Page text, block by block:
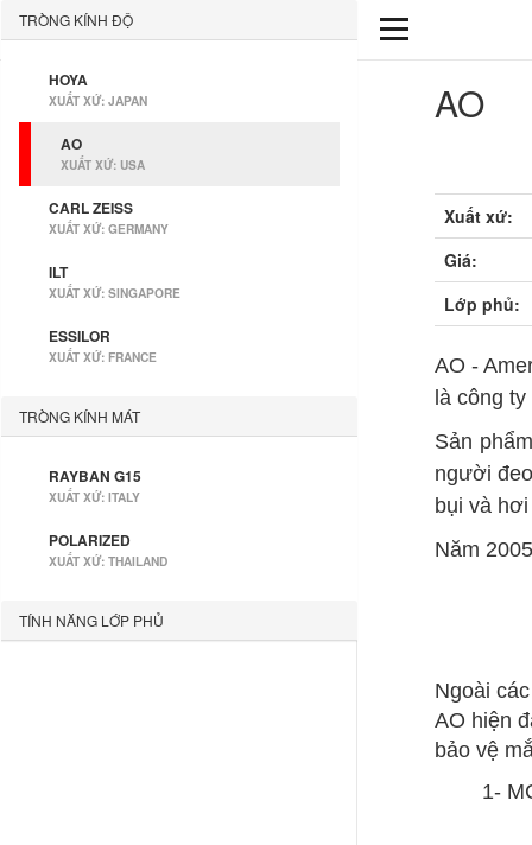
TRÒNG KÍNH ĐỘ
HOYA
XUẤT XỨ: JAPAN
AO
XUẤT XỨ: USA
CARL ZEISS
XUẤT XỨ: GERMANY
ILT
XUẤT XỨ: SINGAPORE
ESSILOR
XUẤT XỨ: FRANCE
TRÒNG KÍNH MÁT
RAYBAN G15
XUẤT XỨ: ITALY
POLARIZED
XUẤT XỨ: THAILAND
TÍNH NĂNG LỚP PHỦ
AO
Xuất xứ:
Giá:
Lớp phủ:
AO -
là công
Sản
người
bụi và
Năm
Ngoài
AO hiện
bảo vệ
1-